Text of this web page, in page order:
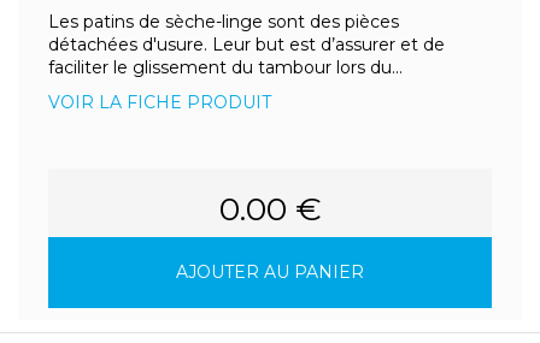
Les patins de sèche-linge sont des pièces
détachées d'usure. Leur but est d’assurer et de
faciliter le glissement du tambour lors du...
VOIR LA FICHE PRODUIT
0.00 €
AJOUTER AU PANIER